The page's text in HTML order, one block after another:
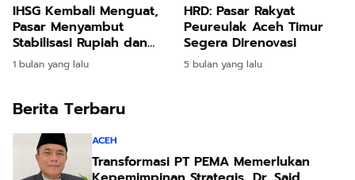
IHSG Kembali Menguat,
Pasar Menyambut
Stabilisasi Rupiah dan
Harapan Arus Modal
1 bulan yang lalu
HRD: Pasar Rakyat
Peureulak Aceh Timur
Segera Direnovasi
5 bulan yang lalu
Berita Terbaru
ACEH
Transformasi PT PEMA Memerlukan